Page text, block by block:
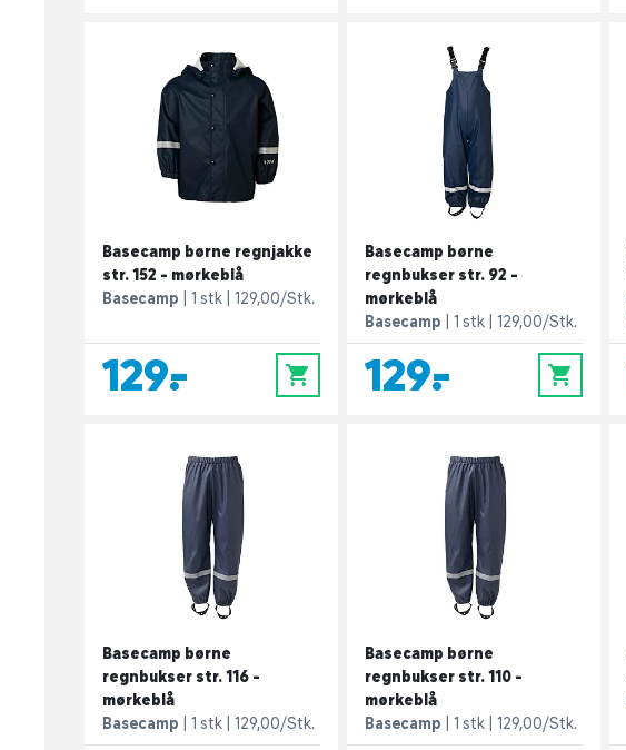
Basecamp børne regnjakke
str. 152 - mørkeblå
Basecamp
1 stk 129,00/Stk.
129,- 0
Basecamp børne
regnbukser str. 92 -
mørkeblå
Basecamp
1 stk 129,00/Stk.
129,- 0
Basecamp børne
regnbukser str. 116 -
mørkeblå
Basecamp
1 stk 129,00/Stk.
Basecamp børne
regnbukser str. 110 -
mørkeblå
Basecamp
1 stk 129,00/Stk.